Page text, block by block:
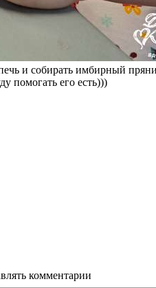
и собирать имбирный
помогать его есть)))
комментарии